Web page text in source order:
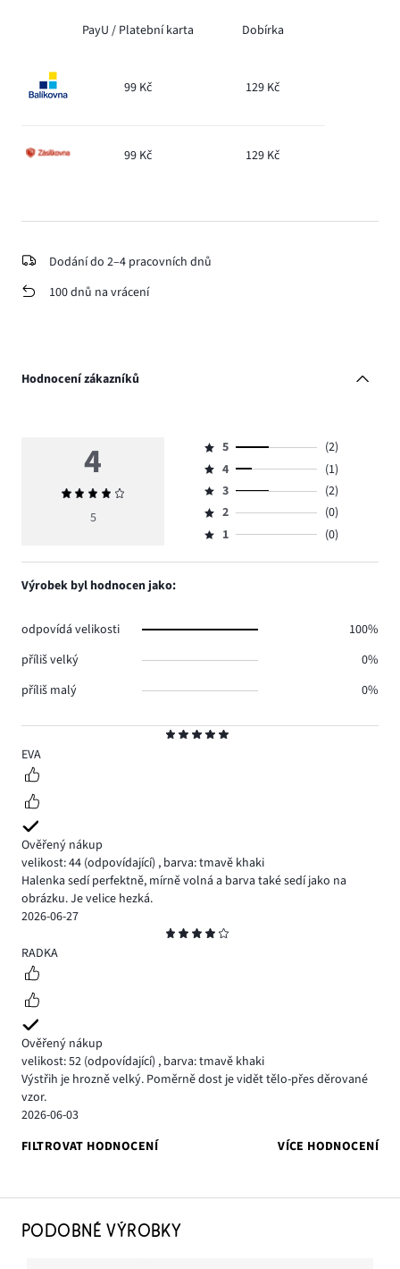
PayU / Platební karta Dobírka
99 Kč 129 Kč
99 Kč 129 Kč
Dodání do 2–4 pracovních dnů
100 dnů na vrácení
Hodnocení zákazníků
5
EVA
Ověřený nákup
velikost: 44 (odpovídající) , barva: tmavě khaki
Halenka sedí perfektně, mírně volná a barva také sedí jako na
obrázku. Je velice hezká.
2026-06-27
4
RADKA
Ověřený nákup
velikost: 52 (odpovídající) , barva: tmavě khaki
Výstřih je hrozně velký. Poměrně dost je vidět tělo-přes děrované
vzor.
2026-06-03
FILTROVAT HODNOCENÍ
VÍCE HODNOCENÍ
4
Průměrné
hodnocení
5
Hodnocení
5,
počet
hlasů
2.
5
(2)
Hodnocení
4,
počet
hlasů
4
(1)
Hodnocení
3,
počet
3
(2)
Hodnocení
2,
2
(0)
Hodnocení
1,
1 (0)
Výrobek byl hodnocen jako:
odpovídá velikosti
100%
příliš velký
0%
příliš malý
0%
PODOBNÉ VÝROBKY